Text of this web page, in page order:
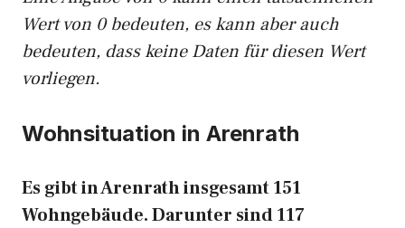
Wert von 0 bedeuten, es kann aber auch
bedeuten, dass keine Daten für diesen Wert
vorliegen.
Wohnsituation in Arenrath
Es gibt in Arenrath insgesamt 151
Wohngebäude. Darunter sind 117